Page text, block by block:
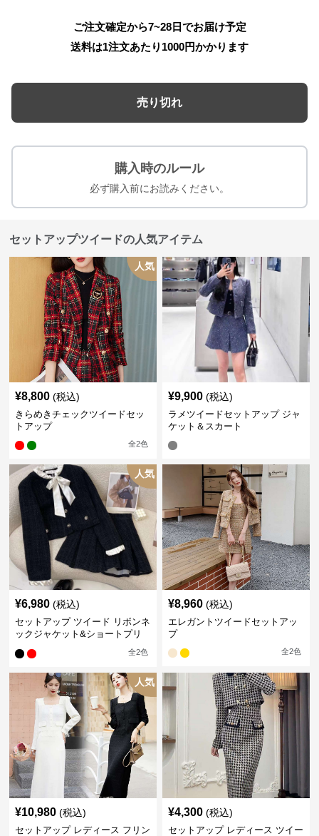
ご注文確定から7~28日でお届け予定
送料は1注文あたり 1000円かかります
売り切れ
購入時のルール
必ず購入前にお読みください。
セットアップツイードの人気アイテム
人気
¥8,800 (税込)
きらめきチェックツイードセッ
トアップ
全2色
¥9,900 (税込)
ラメツイードセットアップ ジャ
ケット＆スカート
人気
¥6,980 (税込)
セットアップ ツイード リボンネ
ックジャケット&ショートプリ
全2色
¥8,960 (税込)
エレガントツイードセットアッ
プ
全2色
人気
¥10,980 (税込)
セットアップ レディース フリン
¥4,300 (税込)
セットアップ レディース ツイー